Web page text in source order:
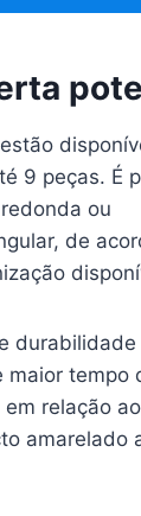
9 peças. É
ou
de
maior tempo
relação
amarelado